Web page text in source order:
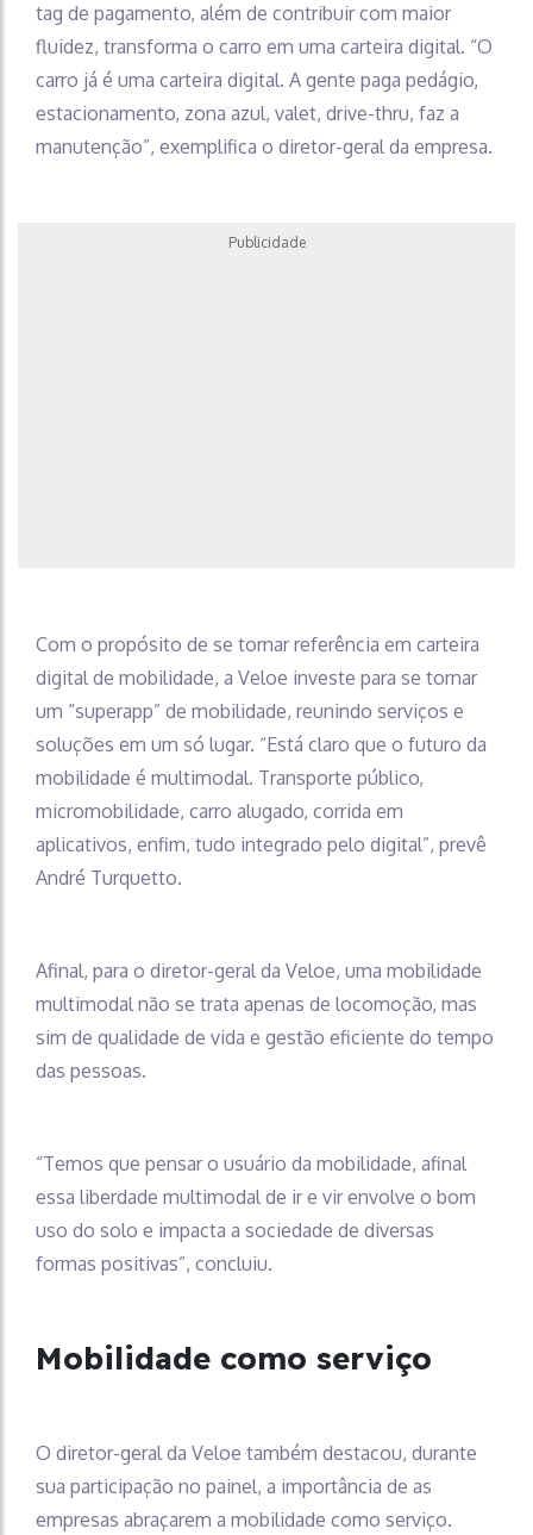
tag de pagamento, além de contribuir com maior
fluidez, transforma o carro em uma carteira digital. “O
carro já é uma carteira digital. A gente paga pedágio,
estacionamento, zona azul, valet, drive-thru, faz a
manutenção”, exemplifica o diretor-geral da empresa.
Publicidade
Com o propósito de se tornar referência em carteira
digital de mobilidade, a Veloe investe para se tornar
um “superapp” de mobilidade, reunindo serviços e
soluções em um só lugar. “Está claro que o futuro da
mobilidade é multimodal. Transporte público,
micromobilidade, carro alugado, corrida em
aplicativos, enfim, tudo integrado pelo digital”, prevê
André Turquetto.
Afinal, para o diretor-geral da Veloe, uma mobilidade
multimodal não se trata apenas de locomoção, mas
sim de qualidade de vida e gestão eficiente do tempo
das pessoas.
“Temos que pensar o usuário da mobilidade, afinal
essa liberdade multimodal de ir e vir envolve o bom
uso do solo e impacta a sociedade de diversas
formas positivas”, concluiu.
Mobilidade como serviço
O diretor-geral da Veloe também destacou, durante
sua participação no painel, a importância de as
empresas abraçarem a mobilidade como serviço.